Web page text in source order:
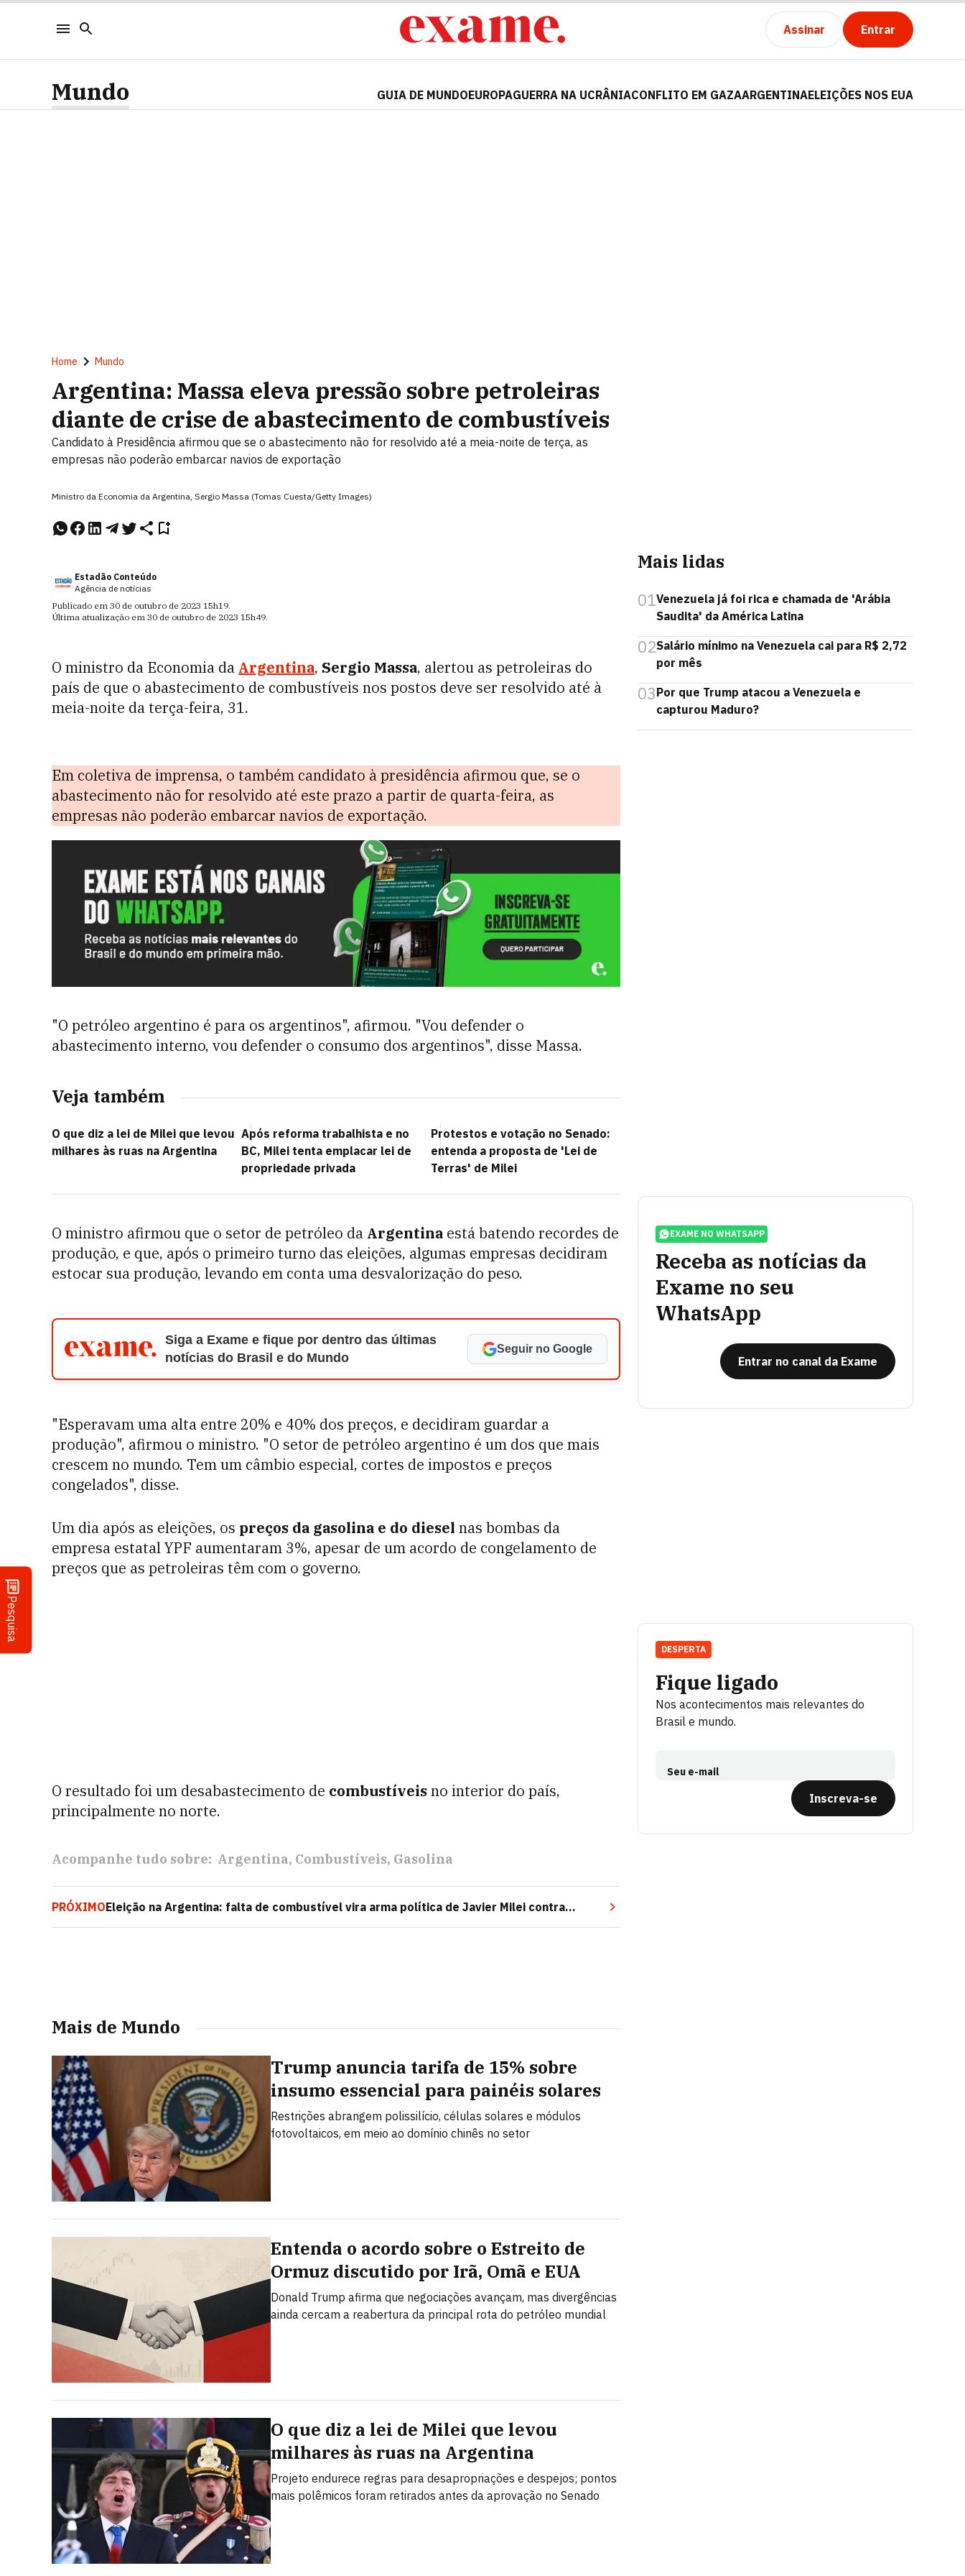
Assinar Entrar
Pesquisa
Mundo GUIA DE MUNDOEUROPAGUERRA NA UCRÂNIACONFLITO EM GAZAARGENTINAELEIÇÕES NOS EUA
Home Mundo
Argentina: Massa eleva pressão sobre petroleiras
diante de crise de abastecimento de combustíveis
Candidato à Presidência afirmou que se o abastecimento não for resolvido até a meia-noite de terça, as
empresas não poderão embarcar navios de exportação
Ministro da Economia da Argentina, Sergio Massa (Tomas Cuesta/Getty Images)
Estadão Conteúdo
Agência de notícias
Publicado em 30 de outubro de 2023 15h19.
Última atualização em 30 de outubro de 2023 15h49.
O ministro da Economia da Argentina, Sergio Massa, alertou as petroleiras do
país de que o abastecimento de combustíveis nos postos deve ser resolvido até à
meia-noite da terça-feira, 31.
Em coletiva de imprensa, o também candidato à presidência afirmou que, se o
abastecimento não for resolvido até este prazo a partir de quarta-feira, as
empresas não poderão embarcar navios de exportação.
"O petróleo argentino é para os argentinos", afirmou. "Vou defender o
abastecimento interno, vou defender o consumo dos argentinos", disse Massa.
Veja também
O que diz a lei de Milei que levou
milhares às ruas na Argentina
Após reforma trabalhista e no
BC, Milei tenta emplacar lei de
propriedade privada
Protestos e votação no Senado:
entenda a proposta de 'Lei de
Terras' de Milei
O ministro afirmou que o setor de petróleo da Argentina está batendo recordes de
produção, e que, após o primeiro turno das eleições, algumas empresas decidiram
estocar sua produção, levando em conta uma desvalorização do peso.
Siga a Exame e fique por dentro das últimas
notícias do Brasil e do Mundo
Seguir no Google
"Esperavam uma alta entre 20% e 40% dos preços, e decidiram guardar a
produção", afirmou o ministro. "O setor de petróleo argentino é um dos que mais
crescem no mundo. Tem um câmbio especial, cortes de impostos e preços
congelados", disse.
Um dia após as eleições, os preços da gasolina e do diesel nas bombas da
empresa estatal YPF aumentaram 3%, apesar de um acordo de congelamento de
preços que as petroleiras têm com o governo.
O resultado foi um desabastecimento de combustíveisno interior do país,
principalmente no norte.
Acompanhe tudo sobre: Argentina Combustíveis Gasolina
PRÓXIMOEleição na Argentina: falta de combustível vira arma política de Javier Milei contra
Sergio Massa
Mais de Mundo
Trump anuncia tarifa de 15% sobre
insumo essencial para painéis solares
Restrições abrangem polissilício, células solares e módulos
fotovoltaicos, em meio ao domínio chinês no setor
Entenda o acordo sobre o Estreito de
Ormuz discutido por Irã, Omã e EUA
Donald Trump afirma que negociações avançam, mas divergências
ainda cercam a reabertura da principal rota do petróleo mundial
O que diz a lei de Milei que levou
milhares às ruas na Argentina
Projeto endurece regras para desapropriações e despejos; pontos
mais polêmicos foram retirados antes da aprovação no Senado
Mais lidas
01Venezuela já foi rica e chamada de 'Arábia
Saudita' da América Latina
02Salário mínimo na Venezuela cai para R$ 2,72
por mês
03Por que Trump atacou a Venezuela e
capturou Maduro?
EXAME NO WHATSAPP
Receba as notícias da
Exame no seu
WhatsApp
Entrar no canal da Exame
Fique ligado
Nos acontecimentos mais relevantes do
Brasil e mundo.
Seu e-mail
Inscreva-se
DESPERTA